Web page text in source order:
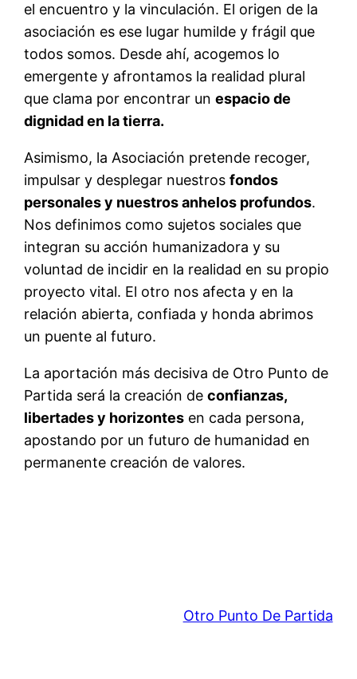
el encuentro y la vinculación. El origen de la
asociación es ese lugar humilde y frágil que
todos somos. Desde ahí, acogemos lo
emergente y afrontamos la realidad plural
que clama por encontrar unespacio de
dignidad en la tierra.
Asimismo, la Asociación pretende recoger,
impulsar y desplegar nuestrosfondos
personales y nuestros anhelos profundos.
Nos definimos como sujetos sociales que
integran su acción humanizadora y su
voluntad de incidir en la realidad en su propio
proyecto vital. El otro nos afecta y en la
relación abierta, confiada y honda abrimos
un puente al futuro.
La aportación más decisiva de Otro Punto de
Partida será la creación deconfianzas,
libertades y horizontes en cada persona,
apostando por un futuro de humanidad en
permanente creación de valores.
Otro Punto De Partida